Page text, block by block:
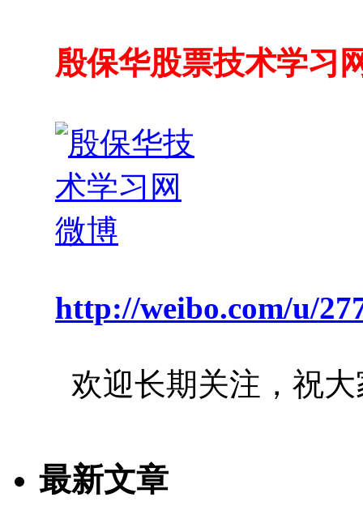
殷保华股票技术学习
http://weibo.com/u/
欢迎长期关注，祝大
最新文章